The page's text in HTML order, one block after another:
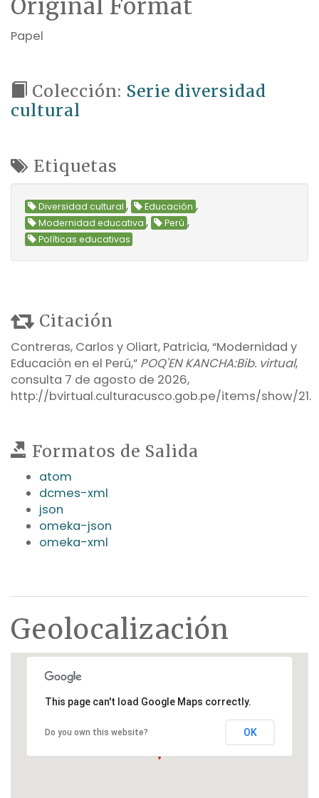
Original Format
Papel
Colección: Serie diversidad
cultural
Etiquetas
Diversidad cultural , Educación ,
Modernidad educativa , Perú ,
Políticas educativas
Citación
Contreras, Carlos y Oliart, Patricia, “Modernidad y
Educación en el Perú,” POQ'EN KANCHA:Bib. virtual,
consulta 7 de agosto de 2026,
http://bvirtual.culturacusco.gob.pe/items/show/21.
Formatos de Salida
atom
dcmes-xml
json
omeka-json
omeka-xml
Geolocalización
This page can't load Google Maps correctly.
Do you own this website? OK